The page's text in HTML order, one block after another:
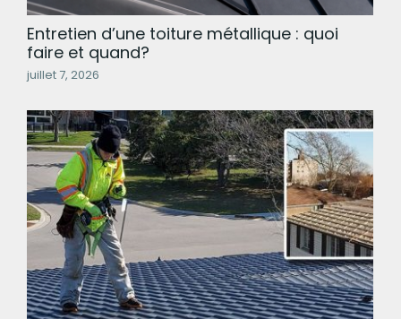
Entretien d’une toiture métallique : quoi
faire et quand?
juillet 7, 2026